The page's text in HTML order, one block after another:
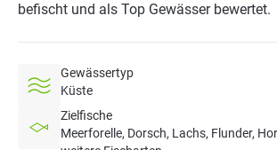
befischt und als Top Gewässer bewertet.
Gewässertyp
Küste
Zielfische
Meerforelle, Dorsch, Lachs, Flunder,